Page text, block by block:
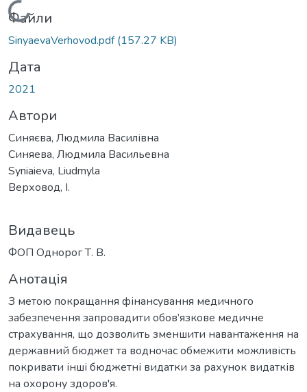
Вантажиться...
Файли
SinyaevaVerhovod.pdf(157.27 KB)
Дата
2021
Автори
Синяєва, Людмила Василівна
Синяева, Людмила Васильевна
Syniaieva, Liudmyla
Верховод, І.
Видавець
ФОП Однорог Т. В.
Анотація
З метою покращання фінансування медичного
забезпечення запровадити обов’язкове медичне
страхування, що дозволить зменшити навантаження на
державний бюджет та водночас обмежити можливість
покривати інші бюджетні видатки за рахунок видатків
на охорону здоров'я.